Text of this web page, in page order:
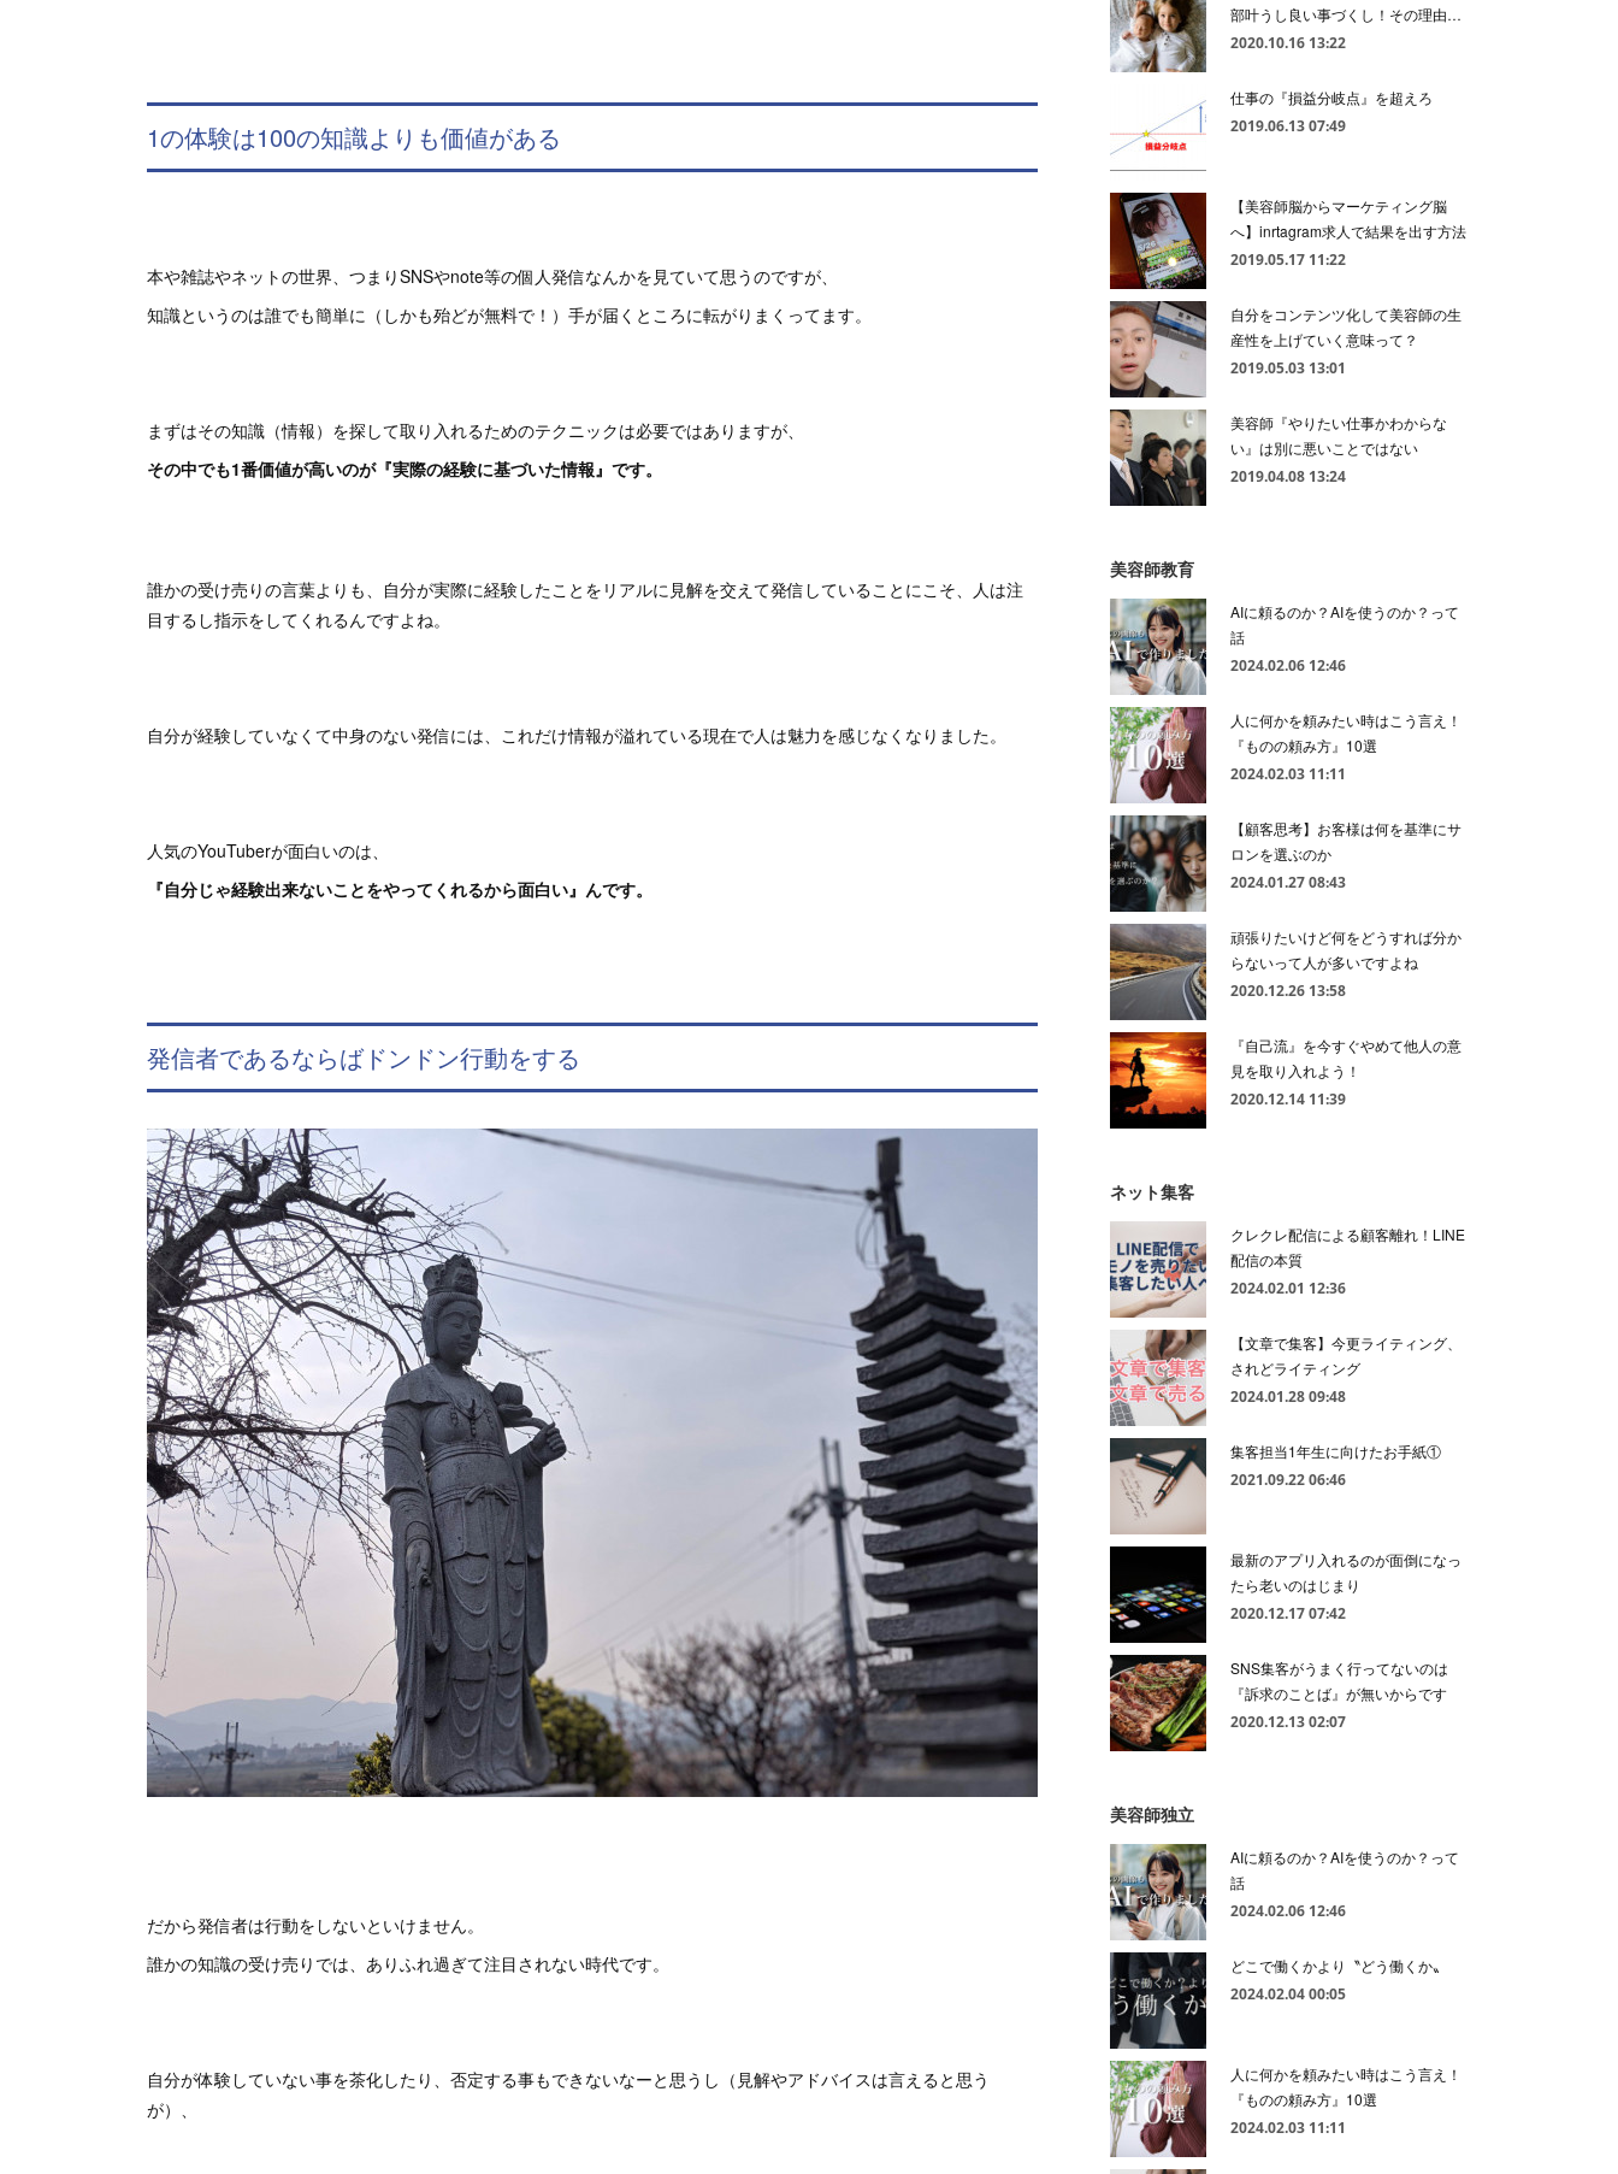
1の体験は100の知識よりも価値がある
本や雑誌やネットの世界、つまりSNSやnote等の個人発信なんかを見ていて思うのですが、
知識というのは誰でも簡単に（しかも殆どが無料で！）手が届くところに転がりまくってます。
まずはその知識（情報）を探して取り入れるためのテクニックは必要ではありますが、
その中でも1番価値が高いのが『実際の経験に基づいた情報』です。
誰かの受け売りの言葉よりも、自分が実際に経験したことをリアルに見解を交えて発信していることにこそ、人は注
目するし指示をしてくれるんですよね。
自分が経験していなくて中身のない発信には、これだけ情報が溢れている現在で人は魅力を感じなくなりました。
人気のYouTuberが面白いのは、
『自分じゃ経験出来ないことをやってくれるから面白い』んです。
発信者であるならばドンドン行動をする
だから発信者は行動をしないといけません。
誰かの知識の受け売りでは、ありふれ過ぎて注目されない時代です。
自分が体験していない事を茶化したり、否定する事もできないなーと思うし（見解やアドバイスは言えると思う
が）、
部叶うし良い事づくし！その理由…
2020.10.16 13:22
仕事の『損益分岐点』を超えろ
2019.06.13 07:49
【美容師脳からマーケティング脳
へ】inrtagram求人で結果を出す方法
2019.05.17 11:22
自分をコンテンツ化して美容師の生
産性を上げていく意味って？
2019.05.03 13:01
美容師『やりたい仕事かわからな
い』は別に悪いことではない
2019.04.08 13:24
美容師教育
AIに頼るのか？AIを使うのか？って
話
2024.02.06 12:46
人に何かを頼みたい時はこう言え！
『ものの頼み方』10選
2024.02.03 11:11
【顧客思考】お客様は何を基準にサ
ロンを選ぶのか
2024.01.27 08:43
頑張りたいけど何をどうすれば分か
らないって人が多いですよね
2020.12.26 13:58
『自己流』を今すぐやめて他人の意
見を取り入れよう！
2020.12.14 11:39
ネット集客
クレクレ配信による顧客離れ！LINE
配信の本質
2024.02.01 12:36
【文章で集客】今更ライティング、
されどライティング
2024.01.28 09:48
集客担当1年生に向けたお手紙①
2021.09.22 06:46
最新のアプリ入れるのが面倒になっ
たら老いのはじまり
2020.12.17 07:42
SNS集客がうまく行ってないのは
『訴求のことば』が無いからです
2020.12.13 02:07
美容師独立
AIに頼るのか？AIを使うのか？って
話
2024.02.06 12:46
どこで働くかより〝どう働くか〟
2024.02.04 00:05
人に何かを頼みたい時はこう言え！
『ものの頼み方』10選
2024.02.03 11:11